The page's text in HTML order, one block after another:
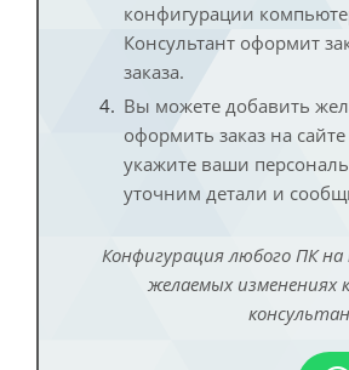
конфигурации
Консультант оформит
заказа.
Вы можете добавить
оформить заказ на
укажите ваши
уточним детали и
Конфигурация любого ПК
желаемых